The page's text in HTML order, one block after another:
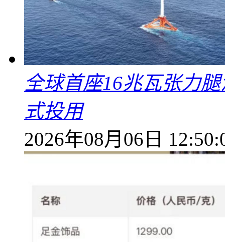
全球首座16兆瓦张力
式投用
2026年08月06日